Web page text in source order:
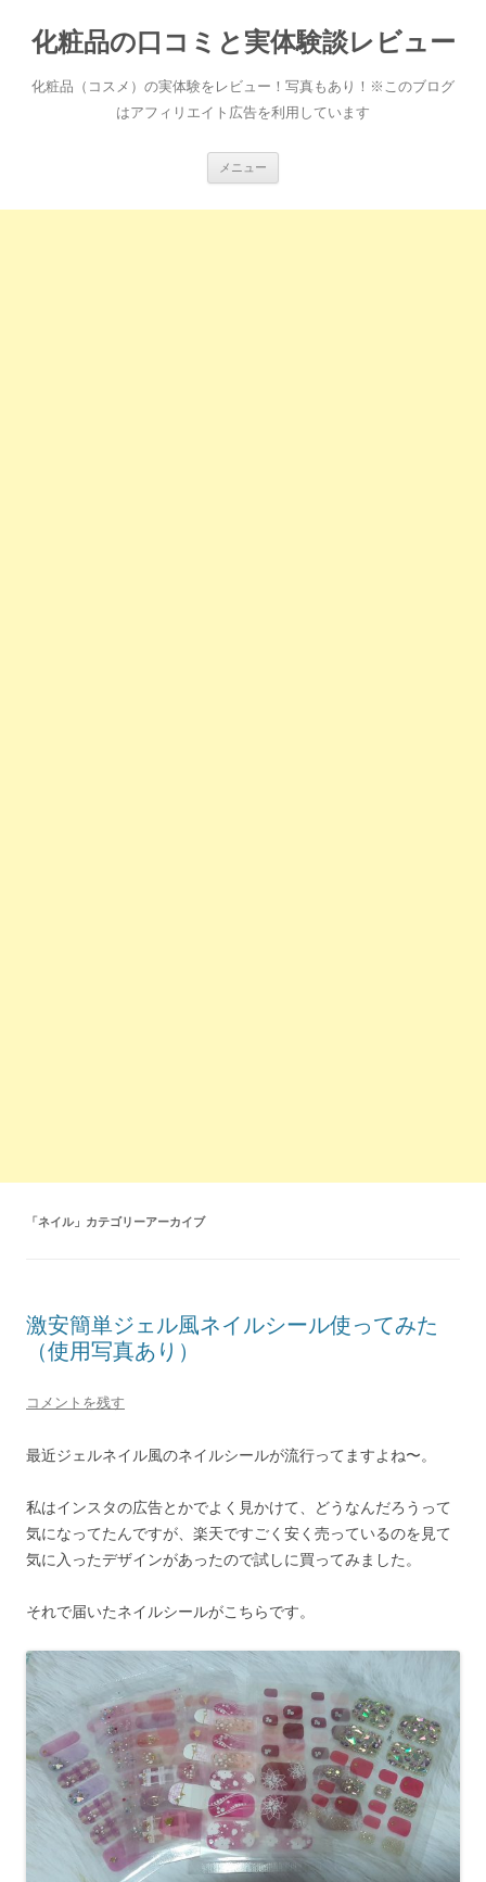
化粧品の口コミと実体験談レビュー
化粧品（コスメ）の実体験をレビュー！写真もあり！※このブログ
はアフィリエイト広告を利用しています
メニュー
「ネイル」カテゴリーアーカイブ
激安簡単ジェル風ネイルシール使ってみた
（使用写真あり）
コメントを残す
最近ジェルネイル風のネイルシールが流行ってますよね〜。
私はインスタの広告とかでよく見かけて、どうなんだろうって
気になってたんですが、楽天ですごく安く売っているのを見て
気に入ったデザインがあったので試しに買ってみました。
それで届いたネイルシールがこちらです。